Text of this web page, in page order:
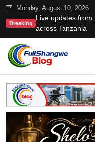
Monday, August 10, 2026
Breaking
Live updates from
across Tanzania